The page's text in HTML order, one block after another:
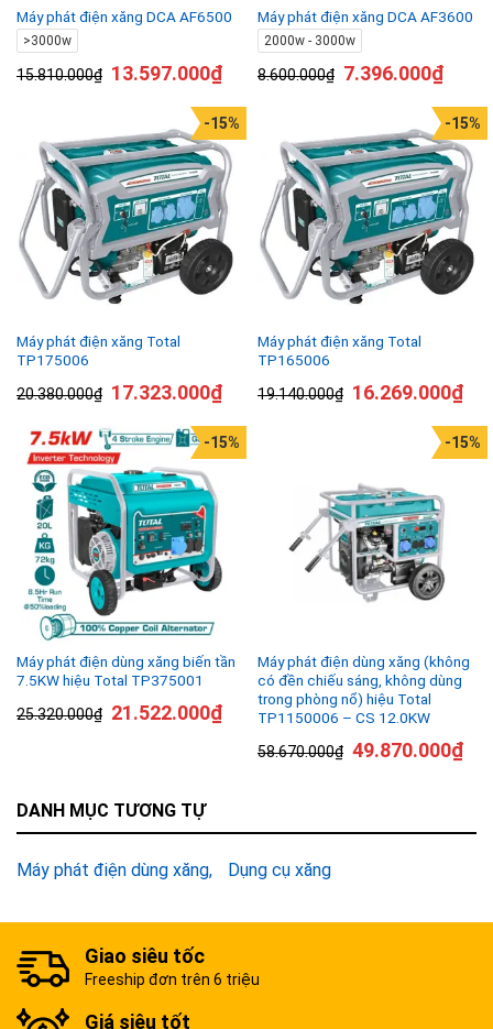
Máy phát điện xăng DCA AF6500
>3000w
15.810.000₫ 13.597.000₫
Máy phát điện xăng DCA AF3600
2000w - 3000w
8.600.000₫ 7.396.000₫
Máy phát điện xăng Total
TP175006
20.380.000₫
-15%
17.323.000₫
Máy phát điện xăng Total
TP165006
19.140.000₫
-15%
16.269.000₫
Máy phát điện dùng xăng biến tần
7.5KW hiệu Total TP375001
25.320.000₫
-15%
21.522.000₫
Máy phát điện dùng xăng (không
có đền chiếu sáng, không dùng
trong phòng nổ) hiệu Total
TP1150006 – CS 12.0KW
58.670.000₫
-15%
49.870.000₫
DANH MỤC TƯƠNG TỰ
Máy phát điện dùng xăng Dụng cụ xăng
Giao siêu tốc
Freeship đơn trên 6 triệu
Giá siêu tốt